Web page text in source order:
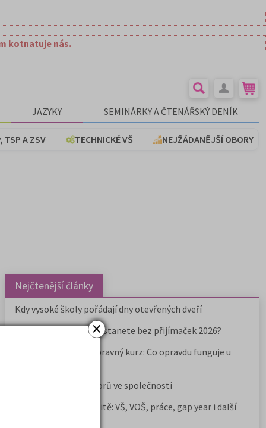
kotnatuje nás.
×
JAZYKY SEMINÁRKY A ČTENÁŘSKÝ DENÍK
TSP A ZSV TECHNICKÉ VŠ NEJŽÁDANĚJŠÍ OBORY
Nejčtenější články
Kdy vysoké školy pořádají dny otevřených dveří
Na které fakulty se dostanete bez přijímaček 2026?
Samostudium vs. přípravný kurz: Co opravdu funguje u
Prestiž a vnímání oborů ve společnosti
Rozcestník po maturitě: VŠ, VOŠ, práce, gap year i další